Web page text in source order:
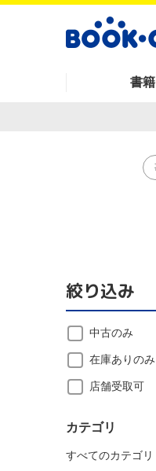
書籍
絞り込み
中古のみ
在庫ありのみ
店舗受取可
カテゴリ
すべてのカテゴリ